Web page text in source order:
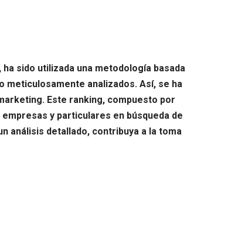
sido utilizada una metodología basada
meticulosamente analizados. Así, se ha
Este ranking, compuesto por
y particulares en búsqueda de
análisis detallado, contribuya a la toma